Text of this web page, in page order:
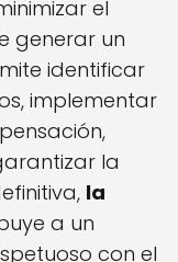
el
generar un
identificar
implementar
la
la
a un
con el